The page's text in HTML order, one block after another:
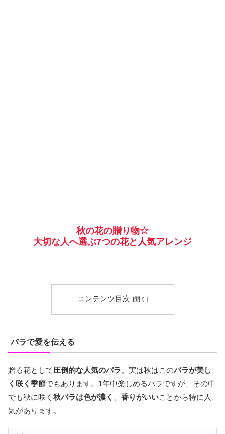
秋の花の贈り物☆
大切な人へ選ぶ7つの花と人気アレンジ
コンテンツ目次
バラで愛を伝える
贈る花として圧倒的な人気のバラ。実は秋はこのバラが美し
く咲く季節でもあります。1年中楽しめるバラですが、その中
でも秋に咲く 秋バラは色が濃く 香りがいいことから特に人
気があります。